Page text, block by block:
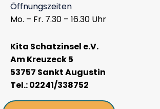
Öffnungszeiten
Mo. – Fr. 7.30 – 16.30 Uhr
Kita Schatzinsel e.V.
Am Kreuzeck 5
53757 Sankt Augustin
Tel.: 02241/338752